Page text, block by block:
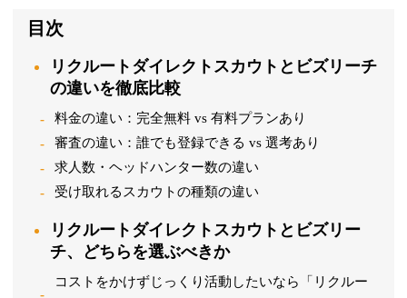
目次
リクルートダイレクトスカウトとビズリーチ
の違いを徹底比較
料金の違い：完全無料 vs 有料プランあり
審査の違い：誰でも登録できる vs 選考あり
求人数・ヘッドハンター数の違い
受け取れるスカウトの種類の違い
リクルートダイレクトスカウトとビズリー
チ、どちらを選ぶべきか
コストをかけずじっくり活動したいなら「リクルー